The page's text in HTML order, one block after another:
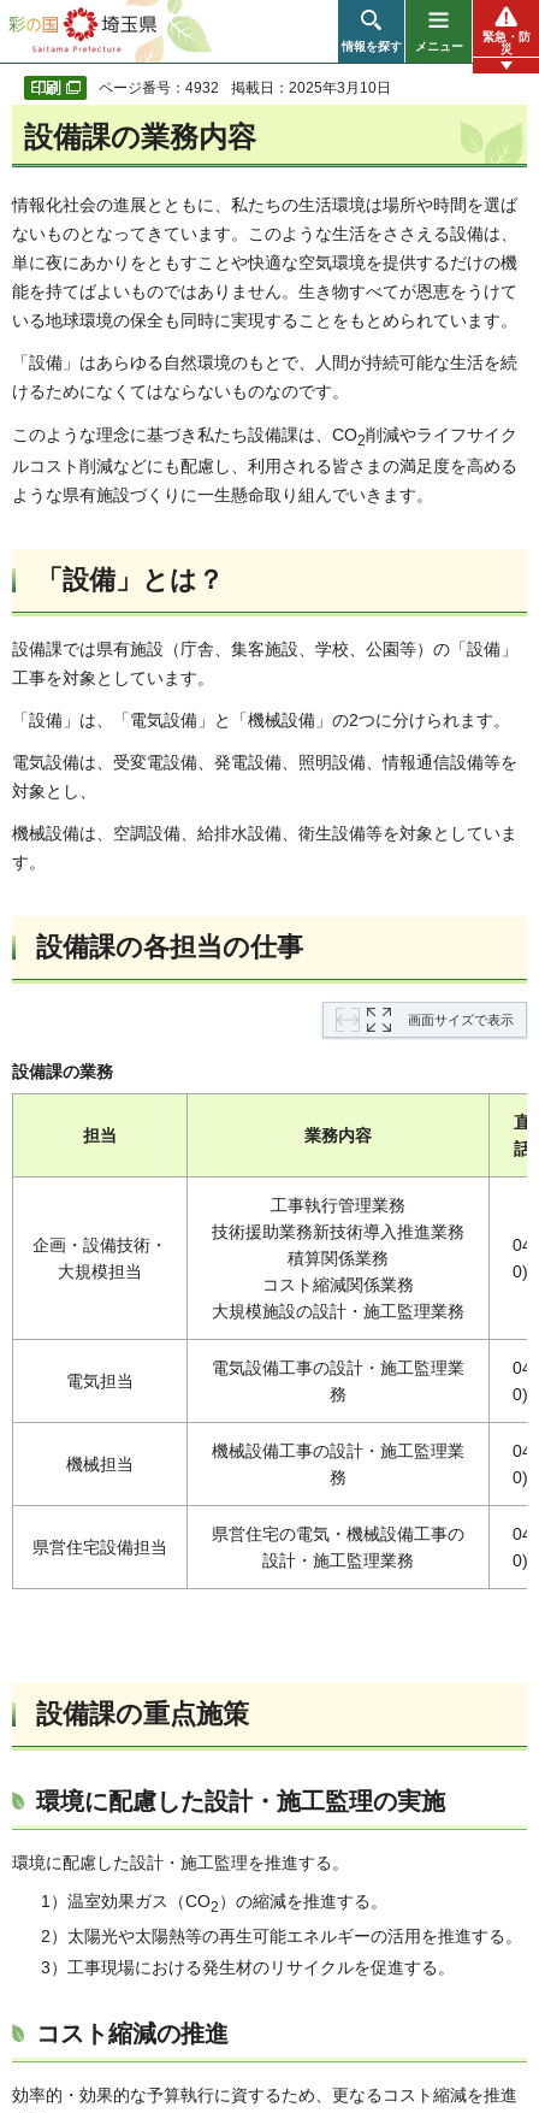
彩の国 埼玉県
情報を探す メニュー
緊急・防
災
ページ番号：4932 掲載日：2025年3月10日
設備課の業務内容
情報化社会の進展とともに、私たちの生活環境は場所や時間を選ば
ないものとなってきています。このような生活をささえる設備は、
単に夜にあかりをともすことや快適な空気環境を提供するだけの機
能を持てばよいものではありません。生き物すべてが恩恵をうけて
いる地球環境の保全も同時に実現することをもとめられています。
「設備」はあらゆる自然環境のもとで、人間が持続可能な生活を続
けるためになくてはならないものなのです。
このような理念に基づき私たち設備課は、CO2削減やライフサイク
ルコスト削減などにも配慮し、利用される皆さまの満足度を高める
ような県有施設づくりに一生懸命取り組んでいきます。
「設備」とは？
設備課では県有施設（庁舎、集客施設、学校、公園等）の「設備」
工事を対象としています。
「設備」は、「電気設備」と「機械設備」の2つに分けられます。
電気設備は、受変電設備、発電設備、照明設備、情報通信設備等を
対象とし、
機械設備は、空調設備、給排水設備、衛生設備等を対象としていま
す。
設備課の各担当の仕事
画面サイズで表示
設備課の業務
担当 業務内容
直
話
企画・設備技術・
大規模担当
工事執行管理業務
技術援助業務新技術導入推進業務
積算関係業務
コスト縮減関係業務
大規模施設の設計・施工監理業務
電気担当
電気設備工事の設計・施工監理業
務
機械担当
機械設備工事の設計・施工監理業
務
県営住宅設備担当
県営住宅の電気・機械設備工事の
設計・施工監理業務
設備課の重点施策
環境に配慮した設計・施工監理の実施
環境に配慮した設計・施工監理を推進する。
1）温室効果ガス（CO2 ）の縮減を推進する。
2）太陽光や太陽熱等の再生可能エネルギーの活用を推進する。
3）工事現場における発生材のリサイクルを促進する。
コスト縮減の推進
効率的・効果的な予算執行に資するため、更なるコスト縮減を推進